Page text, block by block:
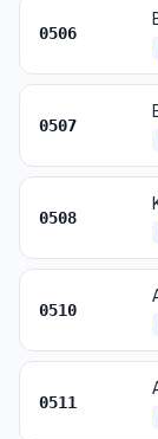
0506
0507
0508
0510
0511